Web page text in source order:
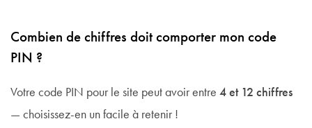
Combien de chiffres doit comporter mon code
PIN ?
Votre code PIN pour le site peut avoir entre 4 et 12 chiffres
— choisissez-en un facile à retenir !